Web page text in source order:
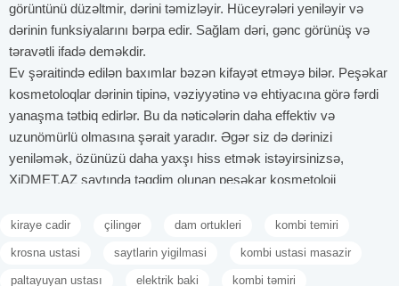
görüntünü düzəltmir, dərini təmizləyir. Hüceyrələri yeniləyir və
dərinin funksiyalarını bərpa edir. Sağlam dəri, gənc görünüş və
təravətli ifadə deməkdir.
Ev şəraitində edilən baxımlar bəzən kifayət etməyə bilər. Peşəkar
kosmetoloqlar dərinin tipinə, vəziyyətinə və ehtiyacına görə fərdi
yanaşma tətbiq edirlər. Bu da nəticələrin daha effektiv və
uzunömürlü olmasına şərait yaradır. Əgər siz də dərinizi
yeniləmək, özünüzü daha yaxşı hiss etmək istəyirsinizsə,
XiDMET.AZ saytında təqdim olunan peşəkar kosmetoloji
Müxtəlif növ kosmetoloji prosedurlar
Kosmetoloji xidmətlər yalnız estetik məqsədlərə deyil. Eyni
kiraye cadir çilingər dam ortukleri kombi temiri
krosna ustasi saytlarin yigilmasi kombi ustasi masazir
paltayuyan ustası elektrik baki kombi təmiri